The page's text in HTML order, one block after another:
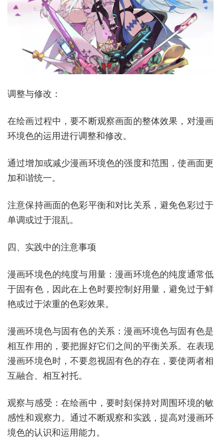
调整与修改：
在绘画过程中，要不断观察画面的整体效果，对漫画
环境色的运用进行调整和修改。
通过增加或减少漫画环境色的强度和范围，使画面更
加和谐统一。
注意保持画面的色彩平衡和对比关系，避免色彩过于
单调或过于混乱。
四、实践中的注意事项
漫画环境色的纯度与用量：漫画环境色的纯度通常低
于固有色，因此在上色时要控制好用量，避免过于鲜
艳或过于浓重的色彩效果。
漫画环境色与固有色的关系：漫画环境色与固有色是
相互作用的，要把握好它们之间的平衡关系。在表现
漫画环境色时，不要忽视固有色的存在，要使两者相
互融合、相互衬托。
观察与感受：在绘画中，要时刻保持对周围环境的敏
感性和观察力。通过不断观察和实践，提高对漫画环
境色的认识和运用能力。